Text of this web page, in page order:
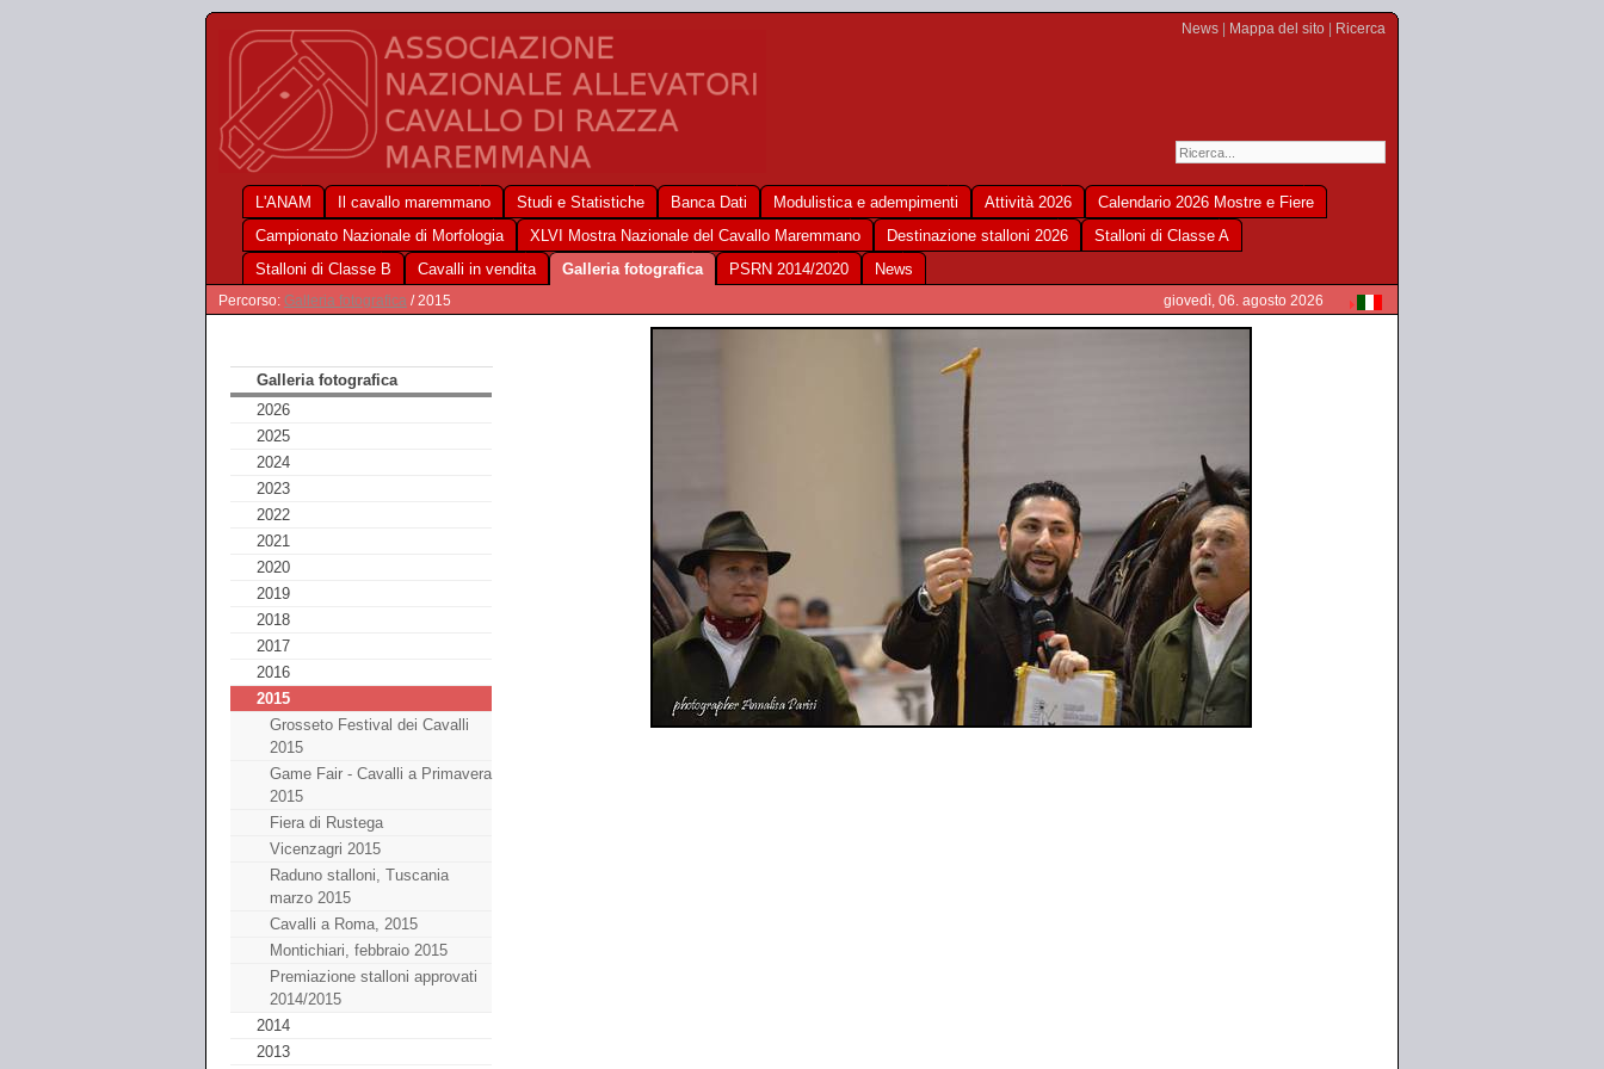
News Mappa del sito Ricerca
L'ANAM Il cavallo maremmano Studi e Statistiche Banca Dati Modulistica e adempimenti Attività 2026
Calendario 2026 Mostre e Fiere
Campionato Nazionale di Morfologia
XLVI Mostra Nazionale del Cavallo Maremmano Destinazione stalloni 2026
Stalloni di Classe A
Stalloni di Classe B
Cavalli in vendita Galleria fotografica PSRN 2014/2020 News
Percorso: Galleria fotografica / 2015 giovedì, 06. agosto 2026
Galleria fotografica
2026
2025
2024
2023
2022
2021
2020
2019
2018
2017
2016
2015
Grosseto Festival dei Cavalli
2015
Game Fair - Cavalli a Primavera
2015
Fiera di Rustega
Vicenzagri 2015
Raduno stalloni, Tuscania
marzo 2015
Cavalli a Roma, 2015
Montichiari, febbraio 2015
Premiazione stalloni approvati
2014/2015
2014
2013